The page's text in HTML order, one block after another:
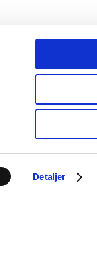
Detaljer